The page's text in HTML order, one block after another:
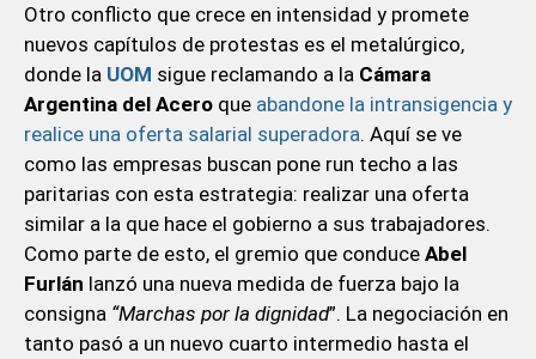
Otro conflicto que crece en intensidad y promete
nuevos capítulos de protestas es el metalúrgico,
donde la UOM sigue reclamando a la Cámara
Argentina del Aceroque abandone la intransigencia y
realice una oferta salarial superadora. Aquí se ve
como las empresas buscan pone run techo a las
paritarias con esta estrategia: realizar una oferta
similar a la que hace el gobierno a sus trabajadores.
Como parte de esto, el gremio que conduce Abel
Furlán lanzó una nueva medida de fuerza bajo la
consigna “Marchas por la dignidad”. La negociación en
tanto pasó a un nuevo cuarto intermedio hasta el